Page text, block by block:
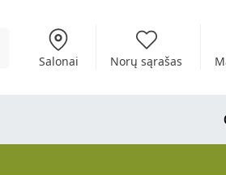
Salonai Norų sąrašas